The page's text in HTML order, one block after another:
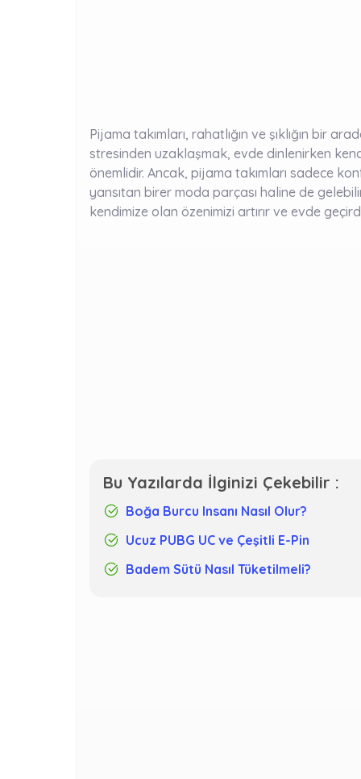
Pijama takımları, rahatlığın ve şıklığın bir
stresinden uzaklaşmak, evde dinlenirken
önemlidir. Ancak, pijama takımları sadece
yansıtan birer moda parçası haline de
kendimize olan özenimizi artırır ve evde
Bu Yazılarda İlginizi Çekebilir :
Boğa Burcu Insanı Nasıl Olur?
Ucuz PUBG UC ve Çeşitli E-Pin
Badem Sütü Nasıl Tüketilmeli?